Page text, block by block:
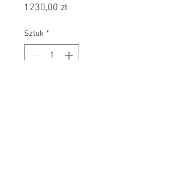
1230,00 złCena
Sztuk *